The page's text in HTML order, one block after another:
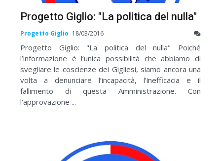
Progetto Giglio: "La politica del nulla"
Progetto Giglio 18/03/2016
Progetto Giglio: "La politica del nulla" Poiché
l’informazione è l’unica possibilità che abbiamo di
svegliare le coscienze dei Gigliesi, siamo ancora una
volta a denunciare l’incapacità, l’inefficacia e il
fallimento di questa Amministrazione. Con
l’approvazione ...